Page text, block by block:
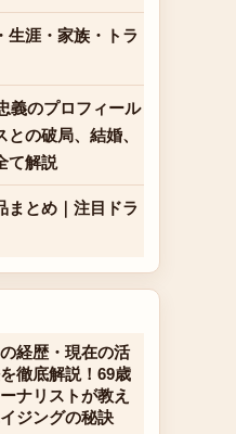
生涯・家族・トラ
義のプロフィール
の破局、結婚、
て解説
まとめ｜注目ドラ
経歴・現在の活
徹底解説！69歳
ナリストが教え
ジングの秘訣